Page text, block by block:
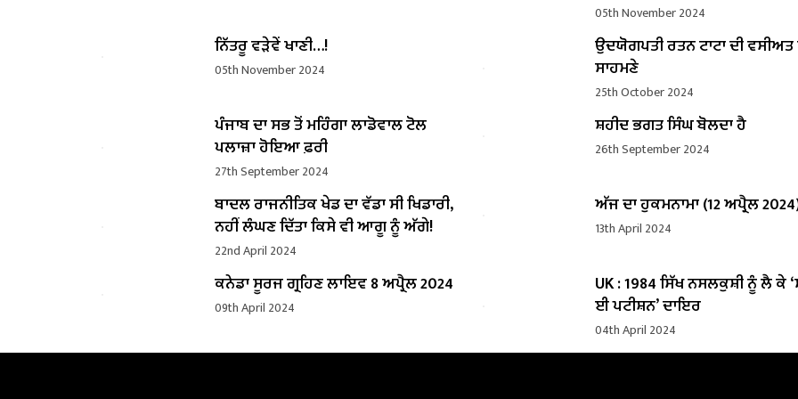
05th November 2024
ਨਿੱਤਰੂ ਵੜੇਵੇਂ ਖਾਣੀ…!
05th November 2024
ਉਦਯੋਗਪਤੀ ਰਤਨ ਟਾਟਾ ਦੀ
ਸਾਹਮਣੇ
25th October 2024
ਪੰਜਾਬ ਦਾ ਸਭ ਤੋਂ ਮਹਿੰਗਾ ਲਾਡੋਵਾਲ ਟੋਲ
ਪਲਾਜ਼ਾ ਹੋਇਆ ਫ਼ਰੀ
27th September 2024
ਸ਼ਹੀਦ ਭਗਤ ਸਿੰਘ ਬੋਲਦਾ ਹੈ
26th September 2024
ਬਾਦਲ ਰਾਜਨੀਤਿਕ ਖੇਡ ਦਾ ਵੱਡਾ ਸੀ ਖਿਡਾਰੀ,
ਨਹੀਂ ਲੰਘਣ ਦਿੱਤਾ ਕਿਸੇ ਵੀ ਆਗੂ ਨੂੰ ਅੱਗੇ!
22nd April 2024
ਅੱਜ ਦਾ ਹੁਕਮਨਾਮਾ (12 ਅਪ੍ਰੈਲ
13th April 2024
ਕਨੇਡਾ ਸੂਰਜ ਗ੍ਰਹਿਣ ਲਾਇਵ 8 ਅਪ੍ਰੈਲ 2024
09th April 2024
UK : 1984 ਸਿੱਖ ਨਸਲਕੁਸ਼ੀ ਨੂੰ ਲੈ ਕੇ
ਈ ਪਟੀਸ਼ਨ’ ਦਾਇਰ
04th April 2024